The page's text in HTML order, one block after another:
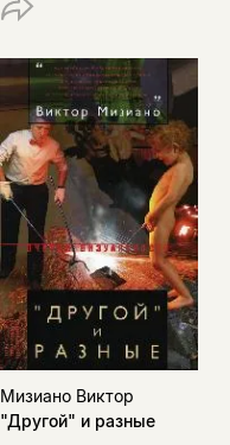
Мизиано Виктор
"Другой" и разные